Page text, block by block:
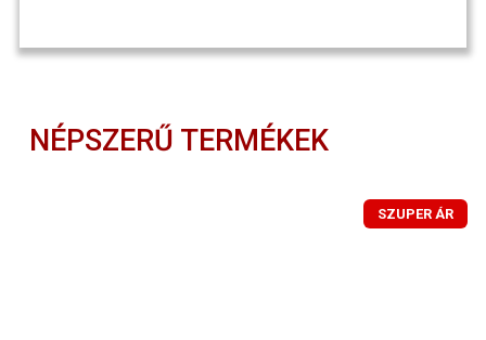
NÉPSZERŰ TERMÉKEK
SZUPER ÁR